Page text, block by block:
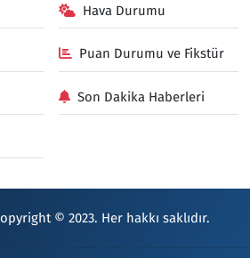
Hava Durumu
Puan Durumu ve Fikstür
Son Dakika Haberleri
© 2023. Her hakkı saklıdır.